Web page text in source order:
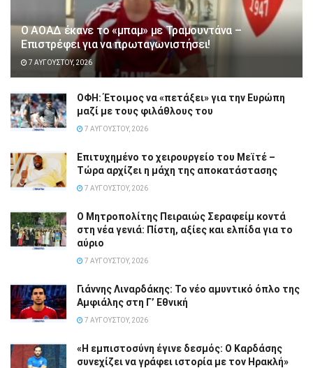
Ο ΑΟΑΔ έκανε το «μπαμ» με Τραμουντάνα –
Επιστρέφει για να πρωταγωνιστήσει!
7 ΑΥΓΟΎΣΤΟΥ, 2026
ΟΦΗ: Έτοιμος να «πετάξει» για την Ευρώπη
μαζί με τους φιλάθλους του
7 ΑΥΓΟΎΣΤΟΥ, 2026
Επιτυχημένο το χειρουργείο του Μεϊτέ –
Τώρα αρχίζει η μάχη της αποκατάστασης
7 ΑΥΓΟΎΣΤΟΥ, 2026
Ο Μητροπολίτης Πειραιώς Σεραφείμ κοντά
στη νέα γενιά: Πίστη, αξίες και ελπίδα για το
αύριο
7 ΑΥΓΟΎΣΤΟΥ, 2026
Γιάννης Λιναρδάκης: Το νέο αμυντικό όπλο της
Αμφιάλης στη Γ’ Εθνική
7 ΑΥΓΟΎΣΤΟΥ, 2026
«Η εμπιστοσύνη έγινε δεσμός: Ο Καρδάσης
συνεχίζει να γράφει ιστορία με τον Ηρακλή»